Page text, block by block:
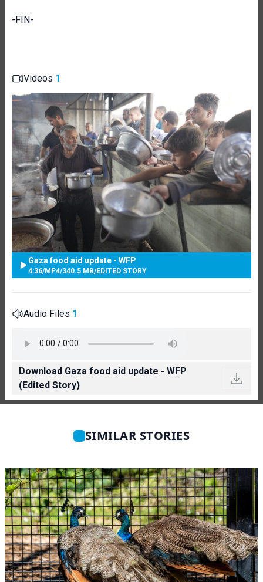
-FIN-
Videos 1
Gaza food aid update - WFP
4:36/MP4/340.5 MB/EDITED STORY
Audio Files 1
Download Gaza food aid update - WFP
(Edited Story)
SIMILAR STORIES